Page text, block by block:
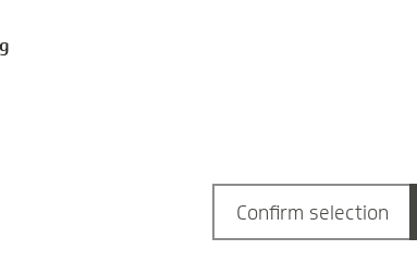
Confirm selection